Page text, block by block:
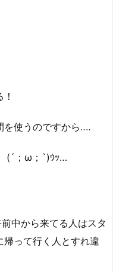
を使うのですから‥‥
(´；ω；`)ｳｯ…
中から来てる人はスタ
帰って行く人とすれ違